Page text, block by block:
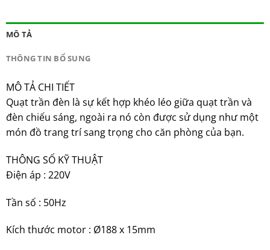
MÔ TẢ
THÔNG TIN BỔ SUNG
MÔ TẢ CHI TIẾT
Quạt trần đèn là sự kết hợp khéo léo giữa quạt trần và
đèn chiếu sáng, ngoài ra nó còn được sử dụng như một
món đồ trang trí sang trọng cho căn phòng của bạn.
THÔNG SỐ KỸ THUẬT
Điện áp : 220V
Tần số : 50Hz
Kích thước motor : Ø188 x 15mm